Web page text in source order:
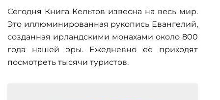
Сегодня Книга Кельтов извесна на весь мир.
Это иллюминированная рукопись Евангелий,
созданная ирландскими монахами около 800
года нашей эры. Ежедневно её приходят
посмотреть тысячи туристов.